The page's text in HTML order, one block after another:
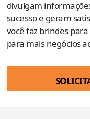
divulgam
sucesso e geram
você faz brindes
para mais negócios